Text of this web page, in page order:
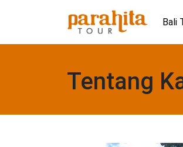
Bali
Tentang